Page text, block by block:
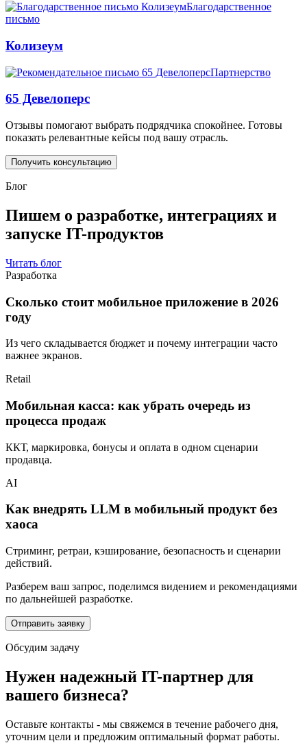
Благодарственное
письмо
Колизеум
Партнерство
65 Девелоперс
Отзывы помогают выбрать подрядчика спокойнее. Готовы
показать релевантные кейсы под вашу отрасль.
Получить консультацию
Блог
Пишем о разработке, интеграциях и
запуске IT-продуктов
Читать блог
Разработка
Сколько стоит мобильное приложение в 2026
году
Из чего складывается бюджет и почему интеграции часто
важнее экранов.
Retail
Мобильная касса: как убрать очередь из
процесса продаж
ККТ, маркировка, бонусы и оплата в одном сценарии
продавца.
AI
Как внедрять LLM в мобильный продукт без
хаоса
Стриминг, ретраи, кэширование, безопасность и сценарии
действий.
Разберем ваш запрос, поделимся видением и рекомендациями
по дальнейшей разработке.
Отправить заявку
Обсудим задачу
Нужен надежный IT-партнер для
вашего бизнеса?
Оставьте контакты - мы свяжемся в течение рабочего дня,
уточним цели и предложим оптимальный формат работы.